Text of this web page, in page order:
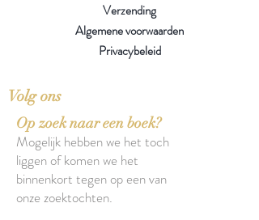
Verzending
Algemene voorwaarden
Privacybeleid
Volg ons
Op zoek naar een boek?
Mogelijk hebben we het toch
liggen of komen we het
binnenkort tegen op een van
onze zoektochten.